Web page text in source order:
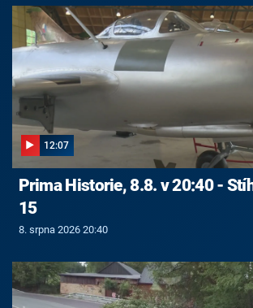
12:07
Prima Historie, 8.8. v 20:40 -
15
8. srpna 2026 20:40